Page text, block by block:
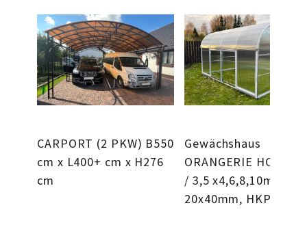
CARPORT (2 PKW) B550
cm x L400+ cm x H276
cm
Gewächshaus
ORANGERIE HOCH
/ 3,5 x4,6,8,10m,
20x40mm, HKP4mm